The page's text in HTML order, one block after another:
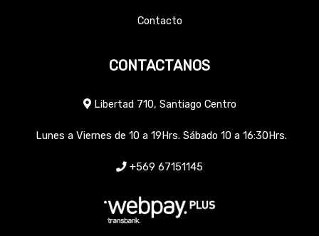
Contacto
CONTACTANOS
Libertad 710, Santiago Centro
Lunes a Viernes de 10 a 19Hrs. Sábado 10 a 16:30Hrs.
+569 67151145